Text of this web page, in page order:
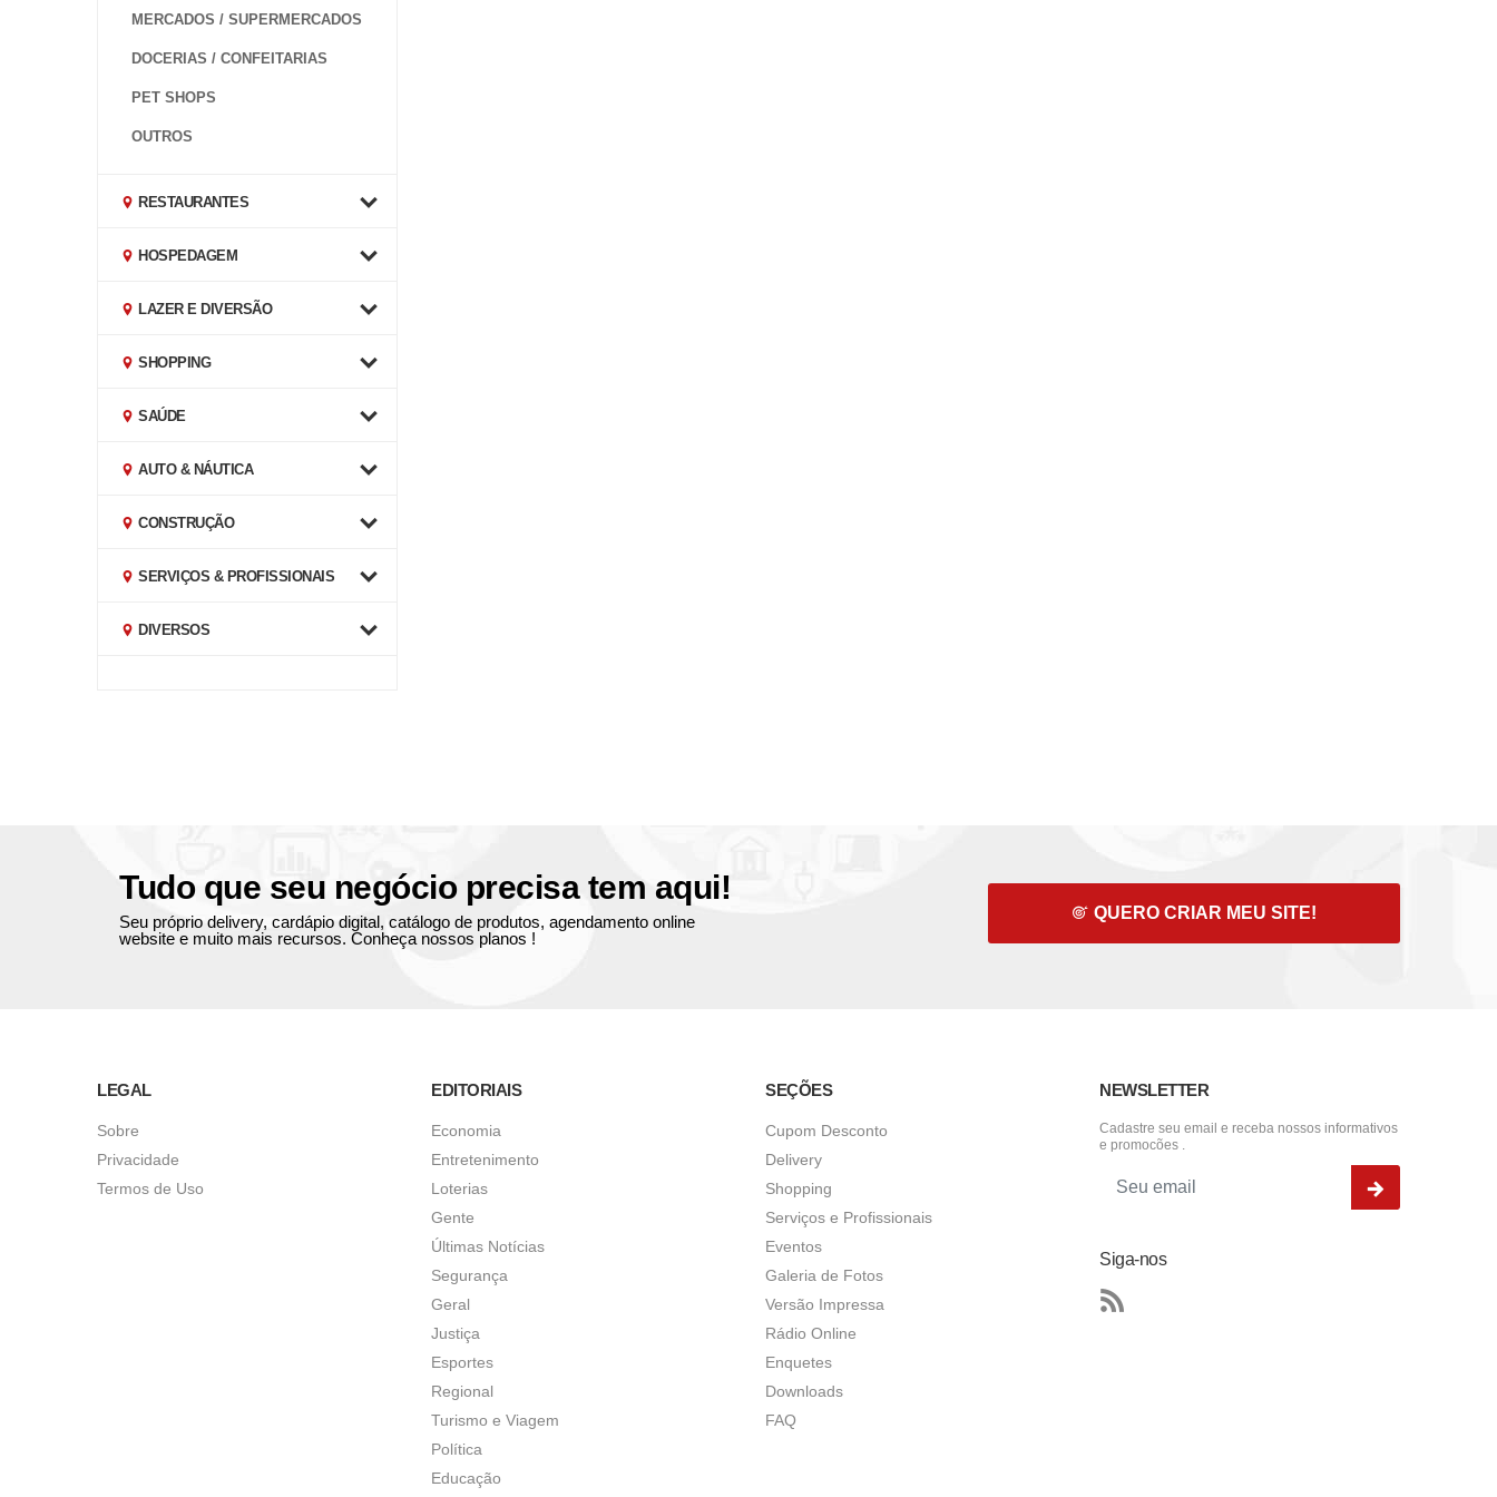
MERCADOS / SUPERMERCADOS
DOCERIAS / CONFEITARIAS
PET SHOPS
OUTROS
RESTAURANTES
HOSPEDAGEM
LAZER E DIVERSÃO
SHOPPING
SAÚDE
AUTO & NÁUTICA
CONSTRUÇÃO
SERVIÇOS & PROFISSIONAIS
DIVERSOS
Tudo que seu negócio precisa tem aqui!
Seu próprio delivery, cardápio digital, catálogo de produtos, agendamento online
website e muito mais recursos. Conheça nossos planos !
QUERO CRIAR MEU SITE!
LEGAL
Sobre
Privacidade
Termos de Uso
EDITORIAIS
Economia
Entretenimento
Loterias
Gente
Últimas Notícias
Segurança
Geral
Justiça
Esportes
Regional
Turismo e Viagem
Política
Educação
SEÇÕES
Cupom Desconto
Delivery
Shopping
Serviços e Profissionais
Eventos
Galeria de Fotos
Versão Impressa
Rádio Online
Enquetes
Downloads
FAQ
NEWSLETTER
Cadastre seu email e receba nossos informativos
e promocões .
Siga-nos